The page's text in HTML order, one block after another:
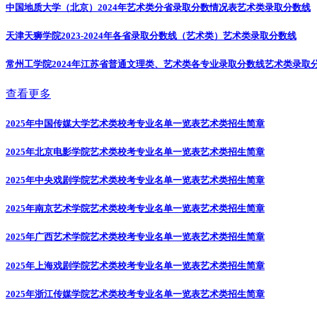
中国地质大学（北京）2024年艺术类分省录取分数情况表艺术类录取分数线
天津天狮学院2023-2024年各省录取分数线（艺术类） 艺术类录取分数线
常州工学院2024年江苏省普通文理类、艺术类各专业录取分数线艺术类录取
查看更多
2025年中国传媒大学艺术类校考专业名单一览表艺术类招生简章
2025年北京电影学院艺术类校考专业名单一览表艺术类招生简章
2025年中央戏剧学院艺术类校考专业名单一览表艺术类招生简章
2025年南京艺术学院艺术类校考专业名单一览表艺术类招生简章
2025年广西艺术学院艺术类校考专业名单一览表艺术类招生简章
2025年上海戏剧学院艺术类校考专业名单一览表艺术类招生简章
2025年浙江传媒学院艺术类校考专业名单一览表艺术类招生简章